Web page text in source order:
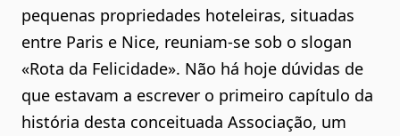
pequenas propriedades hoteleiras, situadas
entre Paris e Nice, reuniam-se sob o slogan
«Rota da Felicidade». Não há hoje dúvidas de
que estavam a escrever o primeiro capítulo da
história desta conceituada Associação, um